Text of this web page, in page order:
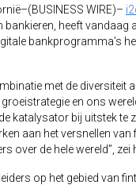
WIRE)–
bankieren, heeft vandaag
bankprogramma’s
met de diversiteit
en ons
katalysator bij uitstek
aan het versnellen
over de hele wereld”, zei
op het gebied van